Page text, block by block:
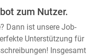
zum Nutzer.
Dann ist unsere Job-
Unterstützung für
Insgesamt